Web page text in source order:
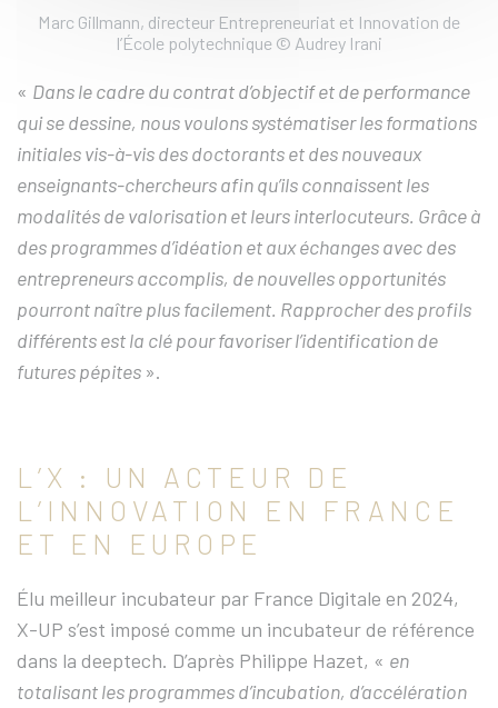
Marc Gillmann, directeur Entrepreneuriat et Innovation de
l’École polytechnique © Audrey Irani
« Dans le cadre du contrat d’objectif et de performance
qui se dessine, nous voulons systématiser les formations
initiales vis-à-vis des doctorants et des nouveaux
enseignants-chercheurs afin qu’ils connaissent les
modalités de valorisation et leurs interlocuteurs. Grâce à
des programmes d’idéation et aux échanges avec des
entrepreneurs accomplis, de nouvelles opportunités
pourront naître plus facilement. Rapprocher des profils
différents est la clé pour favoriser l’identification de
futures pépites ».
L’X : UN ACTEUR DE
L’INNOVATION EN FRANCE
ET EN EUROPE
Élu meilleur incubateur par France Digitale en 2024,
X-UP s’est imposé comme un incubateur de référence
dans la deeptech. D’après Philippe Hazet, « en
totalisant les programmes d’incubation, d’accélération